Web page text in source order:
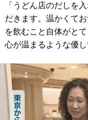
「うどん店のだしを
だきます。温かくて
を飲むこと自体がと
心が温まるような優